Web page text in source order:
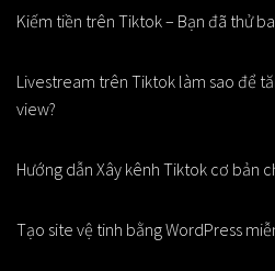
Kiếm tiền trên Tiktok – Bạn đã thử
Livestream trên Tiktok làm sao để
view?
Hướng dẫn Xây kênh Tiktok cơ bản
Tạo site vệ tinh bằng WordPress